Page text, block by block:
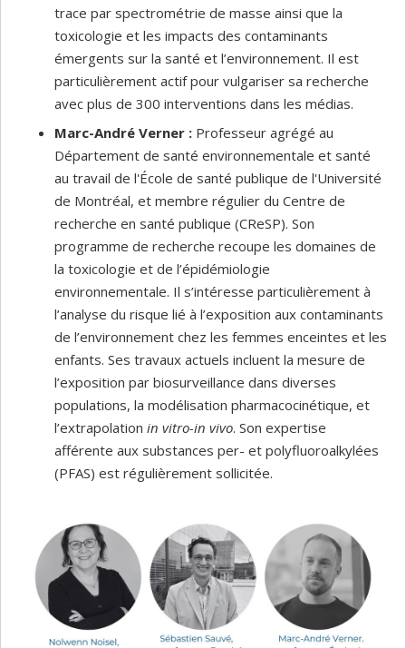
trace par spectrométrie de masse ainsi que la
toxicologie et les impacts des contaminants
émergents sur la santé et l’environnement. Il est
particulièrement actif pour vulgariser sa recherche
avec plus de 300 interventions dans les médias.
Marc-André Verner : Professeur agrégé au
Département de santé environnementale et santé
au travail de l'École de santé publique de l'Université
de Montréal, et membre régulier du Centre de
recherche en santé publique (CReSP). Son
programme de recherche recoupe les domaines de
la toxicologie et de l’épidémiologie
environnementale. Il s’intéresse particulièrement à
l’analyse du risque lié à l’exposition aux contaminants
de l’environnement chez les femmes enceintes et les
enfants. Ses travaux actuels incluent la mesure de
l’exposition par biosurveillance dans diverses
populations, la modélisation pharmacocinétique, et
l’extrapolation in vitro-in vivo. Son expertise
afférente aux substances per- et polyfluoroalkylées
(PFAS) est régulièrement sollicitée.